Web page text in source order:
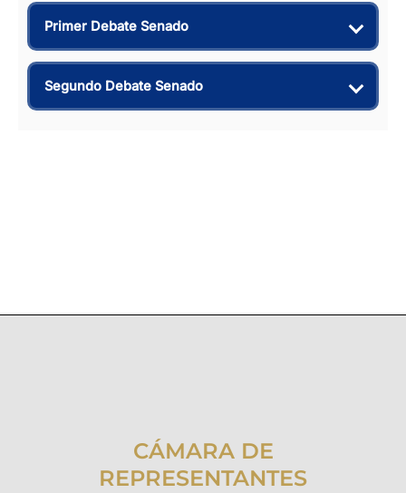
Primer Debate Senado
Segundo Debate Senado
CÁMARA DE
REPRESENTANTES